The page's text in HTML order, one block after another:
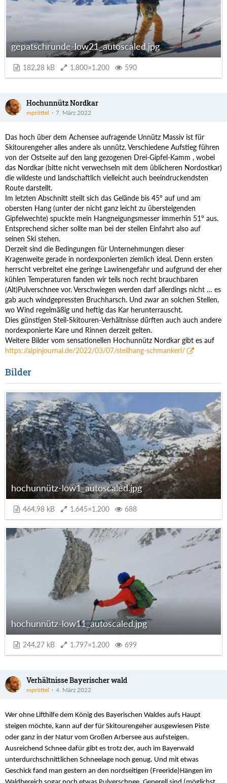
gepatschrunde-low21_autoscaled.jpg
182,28 kB 1.800×1.200 590
Hochunnütz Nordkar
mpröttel 7. März 2022
Das hoch über dem Achensee aufragende Unnütz Massiv ist für
Skitourengeher alles andere als unnütz. Verschiedene Aufstieg führen
von der Ostseite auf den lang gezogenen Drei-Gipfel-Kamm , wobei
das Nordkar (bitte nicht verwechseln mit dem üblicheren Nordostkar)
die wildeste und landschaftlich vielleicht auch beeindruckendsten
Route darstellt.
Im letzten Abschnitt steilt sich das Gelände bis 45° auf und am
obersten Hang (unter der nicht ganz leicht zu übersteigenden
Gipfelwechte) spuckte mein Hangneigungsmesser immerhin 51° aus.
Entsprechend sicher sollte man bei der steilen Einfahrt also auf
seinen Ski stehen.
Derzeit sind die Bedingungen für Unternehmungen dieser
Kragenweite gerade in nordexponierten ziemlich ideal. Denn ersten
herrscht verbreitet eine geringe Lawinengefahr und aufgrund der eher
kühlen Temperaturen fanden wir teils noch recht brauchbaren
(Alt)Pulverschnee vor. Verschwiegen werden darf allerdings nicht … es
gab auch windgepressten Bruchharsch. Und zwar an solchen Stellen,
wo Wind regelmäßig und heftig das Kar herunterrauscht.
Dies günstigen Steil-Skitouren-Verhältnisse dürften auch auch andere
nordexponierte Kare und Rinnen derzeit gelten.
Weitere Bilder vom sensationellen Hochunnütz Nordkar gibt es auf
https://alpinjournal.de/2022/03/07/steilhang-schmankerl/
Bilder
hochunnütz-low1_autoscaled.jpg
464,98 kB 1.645×1.200 688
hochunnütz-low11_autoscaled.jpg
244,27 kB 1.797×1.200 699
Verhältnisse Bayerischer wald
mpröttel 4. März 2022
Wer ohne Lifthilfe dem König des Bayerischen Waldes aufs Haupt
steigen möchte, kann auf der für Skitourengeher ausgewiesen Piste
oder ganz in der Natur vom Großen Arbersee aus aufsteigen.
Ausreichend Schnee dafür gibt es trotz der, auch im Bayerwald
unterdurchschnittlichen Schneelage noch genug. Und mit etwas
Geschick fand man gestern an den nordseitigen (Freeride)Hängen im